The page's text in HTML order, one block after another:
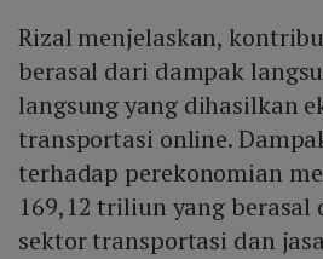
Rizal menjelaskan,
berasal dari dampak
langsung yang dihasilkan
transportasi online.
terhadap perekonomian
169,12 triliun yang
sektor transportasi dan